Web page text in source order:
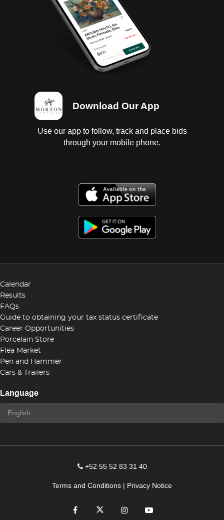
Download Our App
Use our app to follow, track and place bids
through your mobile phone.
Calendar
Results
FAQs
Guide to obtaining your tax status certificate
Career Opportunities
Porcelain Store
Flea Market
Pen and Hammer
Cars & Trailers
Language
+52 55 52 83 31 40
Terms and Conditions | Privacy Notice